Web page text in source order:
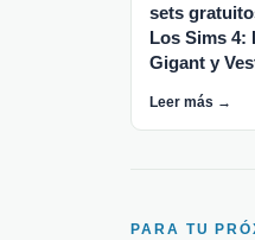
sets
Los Sims 4:
Gigant y
Leer más →
PARA TU